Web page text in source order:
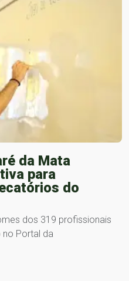
da Mata
para
do
dos 319 profissionais
Portal da